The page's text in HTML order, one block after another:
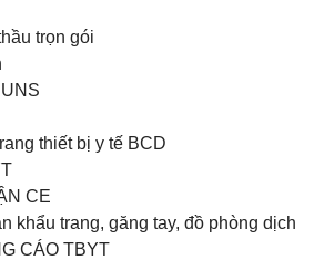
trọn gói
thiết bị y tế BCD
CE
khẩu trang, găng tay, đồ phòng dịch
CÁO TBYT